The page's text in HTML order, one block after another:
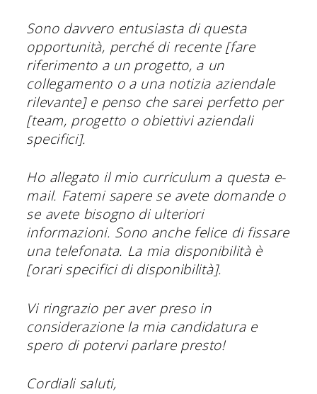
Sono davvero entusiasta di questa
opportunità, perché di recente [fare
riferimento a un progetto, a un
collegamento o a una notizia aziendale
rilevante] e penso che sarei perfetto per
[team, progetto o obiettivi aziendali
specifici].
Ho allegato il mio curriculum a questa e-
mail. Fatemi sapere se avete domande o
se avete bisogno di ulteriori
informazioni. Sono anche felice di fissare
una telefonata. La mia disponibilità è
[orari specifici di disponibilità].
Vi ringrazio per aver preso in
considerazione la mia candidatura e
spero di potervi parlare presto!
Cordiali saluti,